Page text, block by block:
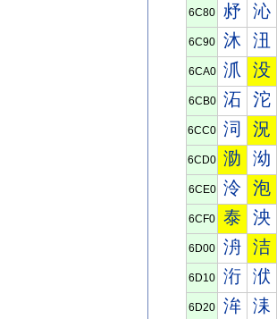
6C80 沀 沁
6C90 沐 沑
6CA0 沠 没
6CB0 沰 沱
6CC0 泀 況
6CD0 泐 泑
6CE0 泠 泡
6CF0 泰 泱
6D00 洀 洁
6D10 洐 洑
6D20 洠 洡